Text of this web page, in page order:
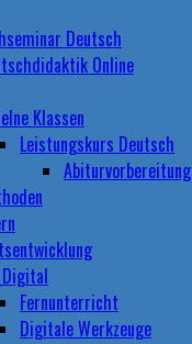
Deutsch
Online
Klassen
Leistungskurs Deutsch
Abiturvorbereitung
Fernunterricht
Digitale Werkzeuge